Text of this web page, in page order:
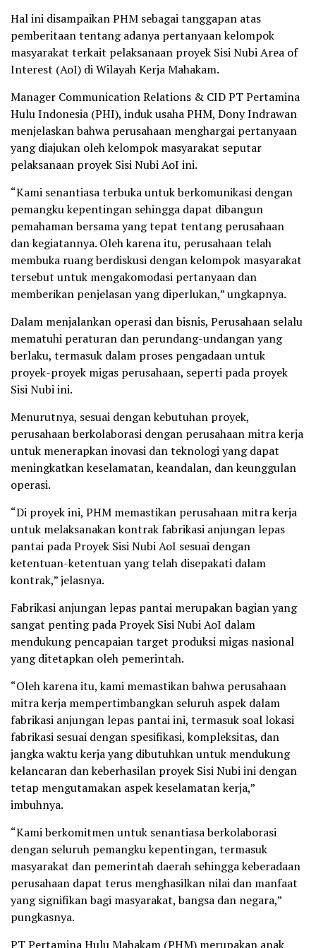
Hal ini disampaikan PHM sebagai tanggapan atas
pemberitaan tentang adanya pertanyaan kelompok
masyarakat terkait pelaksanaan proyek Sisi Nubi Area of
Interest (AoI) di Wilayah Kerja Mahakam.
Manager Communication Relations & CID PT Pertamina
Hulu Indonesia (PHI), induk usaha PHM, Dony Indrawan
menjelaskan bahwa perusahaan menghargai pertanyaan
yang diajukan oleh kelompok masyarakat seputar
pelaksanaan proyek Sisi Nubi AoI ini.
“Kami senantiasa terbuka untuk berkomunikasi dengan
pemangku kepentingan sehingga dapat dibangun
pemahaman bersama yang tepat tentang perusahaan
dan kegiatannya. Oleh karena itu, perusahaan telah
membuka ruang berdiskusi dengan kelompok masyarakat
tersebut untuk mengakomodasi pertanyaan dan
memberikan penjelasan yang diperlukan,” ungkapnya.
Dalam menjalankan operasi dan bisnis, Perusahaan selalu
mematuhi peraturan dan perundang-undangan yang
berlaku, termasuk dalam proses pengadaan untuk
proyek-proyek migas perusahaan, seperti pada proyek
Sisi Nubi ini.
Menurutnya, sesuai dengan kebutuhan proyek,
perusahaan berkolaborasi dengan perusahaan mitra kerja
untuk menerapkan inovasi dan teknologi yang dapat
meningkatkan keselamatan, keandalan, dan keunggulan
operasi.
“Di proyek ini, PHM memastikan perusahaan mitra kerja
untuk melaksanakan kontrak fabrikasi anjungan lepas
pantai pada Proyek Sisi Nubi AoI sesuai dengan
ketentuan-ketentuan yang telah disepakati dalam
kontrak,” jelasnya.
Fabrikasi anjungan lepas pantai merupakan bagian yang
sangat penting pada Proyek Sisi Nubi AoI dalam
mendukung pencapaian target produksi migas nasional
yang ditetapkan oleh pemerintah.
“Oleh karena itu, kami memastikan bahwa perusahaan
mitra kerja mempertimbangkan seluruh aspek dalam
fabrikasi anjungan lepas pantai ini, termasuk soal lokasi
fabrikasi sesuai dengan spesifikasi, kompleksitas, dan
jangka waktu kerja yang dibutuhkan untuk mendukung
kelancaran dan keberhasilan proyek Sisi Nubi ini dengan
tetap mengutamakan aspek keselamatan kerja,”
imbuhnya.
“Kami berkomitmen untuk senantiasa berkolaborasi
dengan seluruh pemangku kepentingan, termasuk
masyarakat dan pemerintah daerah sehingga keberadaan
perusahaan dapat terus menghasilkan nilai dan manfaat
yang signifikan bagi masyarakat, bangsa dan negara,”
pungkasnya.
PT Pertamina Hulu Mahakam (PHM) merupakan anak